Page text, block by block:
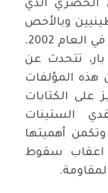
الحضري الذي
وبالأخص
عقب بناء اسرائيل للجدار الذي بدأ في العام 2002.
بار، تتحدث عن
هذه المؤلفات
على الكتابات
الستينات
أهميتها
اعقاب سقوط